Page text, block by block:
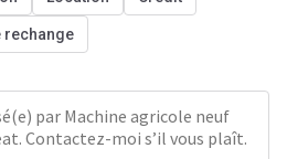
rechange